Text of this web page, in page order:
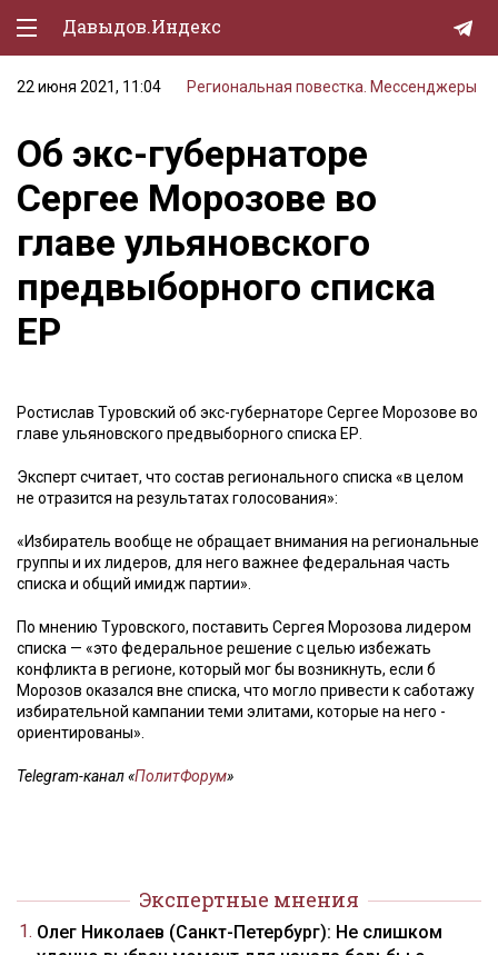
Давыдов.Индекс
Политическая жизнь
Экономика
Природа
Образование
Спорт
Культура
Мурзилка
22 июня 2021, 11:04 Региональная повестка. Мессенджеры
Об экс-губернаторе
Сергее Морозове во
главе ульяновского
предвыборного списка
ЕР
Ростислав Туровский об экс-губернаторе Сергее Морозове во
главе ульяновского предвыборного списка ЕР.
Эксперт считает, что состав регионального списка «в целом
не отразится на результатах голосования»:
«Избиратель вообще не обращает внимания на региональные
группы и их лидеров, для него важнее федеральная часть
списка и общий имидж партии».
По мнению Туровского, поставить Сергея Морозова лидером
списка — «это федеральное решение с целью избежать
конфликта в регионе, который мог бы возникнуть, если б
Морозов оказался вне списка, что могло привести к саботажу
избирательной кампании теми элитами, которые на него ­
ориентированы».
Telegram-канал «ПолитФорум»
Экспертные мнения
Олег Николаев (Санкт-Петербург): Не слишком